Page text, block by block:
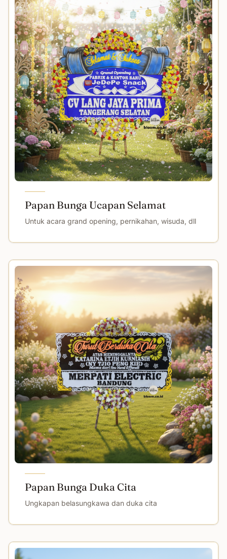
Papan Bunga Ucapan Selamat
Untuk acara grand opening, pernikahan, wisuda, dll
Papan Bunga Duka Cita
Ungkapan belasungkawa dan duka cita